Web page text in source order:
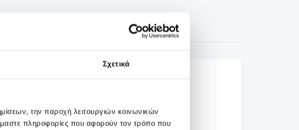
Σχετικά
την παροχή λειτουργιών κοινωνικών
πληροφορίες που αφορούν τον τρόπο που
03
03 - 04 ΙΟΥΛ